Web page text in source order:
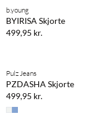
NYHED
b.young
BYIRISA Skjorte
499,95 kr.
NYHED
Pulz Jeans
PZDASHA Skjorte
499,95 kr.